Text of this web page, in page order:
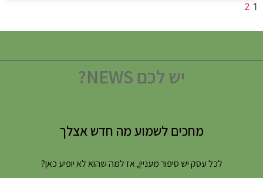
1
2
יש לכם NEWS?
מחכים לשמוע מה חדש אצלך
לכל עסק יש סיפור מעניין, אז למה שהוא לא יופיע כאן?